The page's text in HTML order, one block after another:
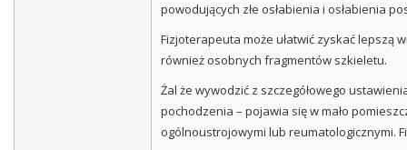
powodujących złe osłabienia i osłabienia
Fizjoterapeuta może ułatwić zyskać lepszą
również osobnych fragmentów szkieletu.
Żal że wywodzić z szczegółowego
pochodzenia – pojawia się w mało
ogólnoustrojowymi lub reumatologicznymi.